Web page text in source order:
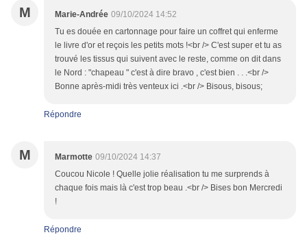
M Marie-Andrée 09/10/2024 14:52
Tu es douée en cartonnage pour faire un coffret qui enferme
le livre d'or et reçois les petits mots !<br /> C'est super et tu as
trouvé les tissus qui suivent avec le reste, comme on dit dans
le Nord : "chapeau " c'est à dire bravo , c'est bien . . .<br />
Bonne après-midi très venteux ici .<br /> Bisous, bisous;
Répondre
M Marmotte 09/10/2024 14:37
Coucou Nicole ! Quelle jolie réalisation tu me surprends à
chaque fois mais là c'est trop beau .<br /> Bises bon Mercredi
!
Répondre